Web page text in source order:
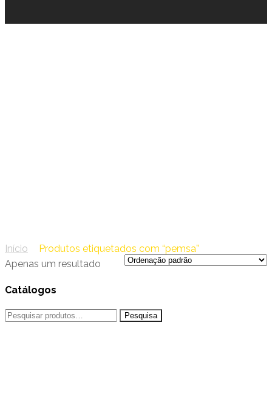
Início
Produtos etiquetados com “pemsa”
Apenas um resultado
Catálogos
Pesquisar
por: